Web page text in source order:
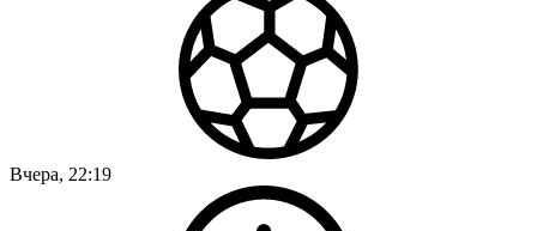
Вчера, 22:19